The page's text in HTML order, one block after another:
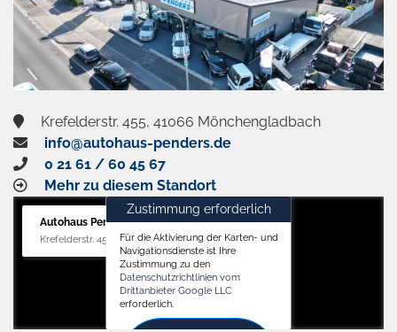
Krefelderstr. 455, 41066 Mönchengladbach
info@autohaus-penders.de
0 21 61 / 60 45 67
Mehr zu diesem Standort
Autohaus Penders (Verkauf)
Krefelderstr. 455, 41066 Mönchengladbach
Zustimmung erforderlich
Für die Aktivierung der Karten- und
Navigationsdienste ist Ihre
Zustimmung zu den
Datenschutzrichtlinien vom
Drittanbieter Google LLC
erforderlich.